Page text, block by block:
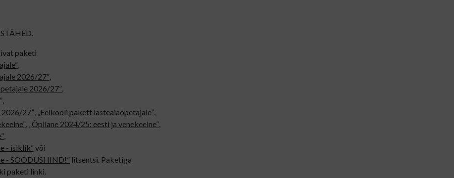
paketi
,
2026/27”,
2026/27”,
,
2026/27”, „Eelkooli pakett lasteaiaõpetajale”,
, „Õpilane 2024/25: eesti ja venekeelne”,
,
- isiklik”või
- SOODUSHIND!”litsentsi. Paketiga
paketi linki.